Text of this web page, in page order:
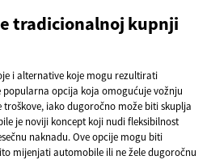
tradicionalnoj kupnji
i alternative koje mogu rezultirati
opcija koja omogućuje vožnju
troškove, iako dugoročno može biti skuplja
je noviji koncept koji nudi fleksibilnost
naknadu. Ove opcije mogu biti
mijenjati automobile ili ne žele dugoročnu